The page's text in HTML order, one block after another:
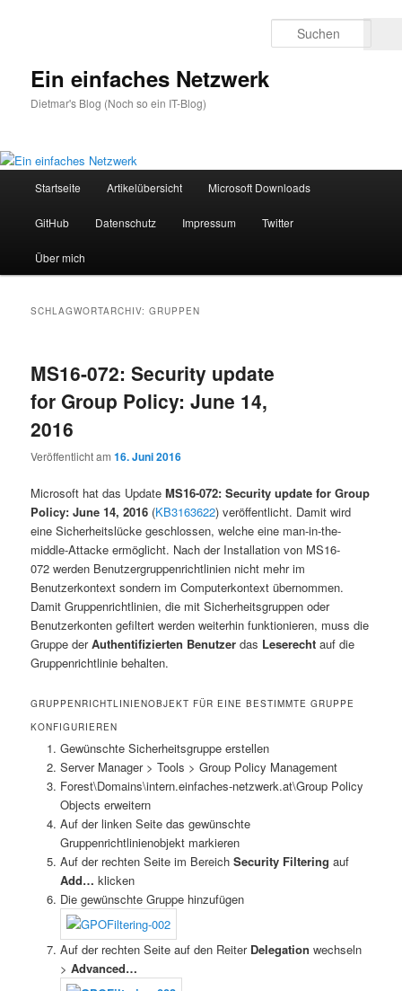
Ein einfaches Netzwerk
Dietmar's Blog (Noch so ein IT-Blog)
Startseite Artikelübersicht Microsoft Downloads
GitHub Datenschutz Impressum Twitter
Über mich
SCHLAGWORTARCHIV:GRUPPEN
MS16-072: Security update
for Group Policy: June 14,
2016
Veröffentlicht am16. Juni 2016
Microsoft hat das UpdateMS16-072: Security update for Group
Policy: June 14, 2016 (KB3163622) veröffentlicht. Damit wird
eine Sicherheitslücke geschlossen, welche eine man-in-the-
middle-Attacke ermöglicht. Nach der Installation von MS16-
072 werden Benutzergruppenrichtlinien nicht mehr im
Benutzerkontext sondern im Computerkontext übernommen.
Damit Gruppenrichtlinien, die mit Sicherheitsgruppen oder
Benutzerkonten gefiltert werden weiterhin funktionieren, muss die
Gruppe derAuthentifizierten Benutzer das Leserecht auf die
Gruppenrichtlinie behalten.
GRUPPENRICHTLINIENOBJEKT FÜR EINE BESTIMMTE GRUPPE
KONFIGURIEREN
Gewünschte Sicherheitsgruppe erstellen
Server Manager > Tools > Group Policy Management
Forest\Domains\intern.einfaches-netzwerk.at\Group Policy
Objects erweitern
Auf der linken Seite das gewünschte
Gruppenrichtlinienobjekt markieren
Auf der rechten Seite im Bereich Security Filtering auf
Add… klicken
Die gewünschte Gruppe hinzufügen
Auf der rechten Seite auf den Reiter Delegation wechseln
> Advanced…